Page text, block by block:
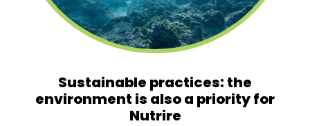
Sustainable practices: the
environment is also a priority for
Nutrire